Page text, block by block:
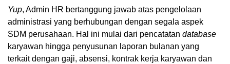
Yup, Admin HR bertanggung jawab atas pengelolaan
administrasi yang berhubungan dengan segala aspek
SDM perusahaan. Hal ini mulai dari pencatatan database
karyawan hingga penyusunan laporan bulanan yang
terkait dengan gaji, absensi, kontrak kerja karyawan dan